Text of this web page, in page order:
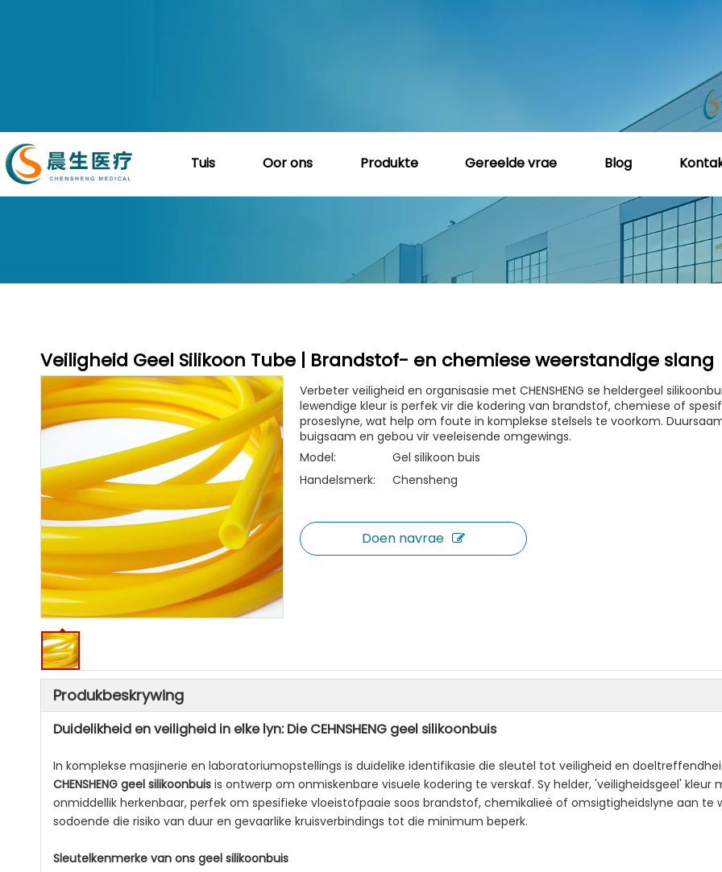
Tuis Oor ons Produkte Gereelde vrae Blog
Jy is hier: » Produkte Silikoon buis Veiligheid Geel Silikoon Tube | Brandstof-
Veiligheid Geel Silikoon Tube | Brandstof- en chemiese weerstandige slang
Verbeter veiligheid en organisasie met CHENSHENG se heldergeel
lewendige kleur is perfek vir die kodering van brandstof, chemiese of
proseslyne, wat help om foute in komplekse stelsels te voorkom.
buigsaam en gebou vir veeleisende omgewings.
Model:
Gel silikoon buis
Handelsmerk:
Chensheng
Doen navrae
Produkbeskrywing
Duidelikheid en veiligheid in elke lyn: Die CEHNSHENG geel silikoonbuis
In komplekse masjinerie en laboratoriumopstellings is duidelike identifikasie die sleutel tot veiligheid en
CHENSHENG geel silikoonbuis is ontwerp om onmiskenbare visuele kodering te verskaf. Sy helder, 'veiligheidsgeel' kleur
onmiddellik herkenbaar, perfek om spesifieke vloeistofpaaie soos brandstof, chemikalieë of omsigtigheidslyne aan te
sodoende die risiko van duur en gevaarlike kruisverbindings tot die minimum beperk.
Sleutelkenmerke van ons geel silikoonbuis